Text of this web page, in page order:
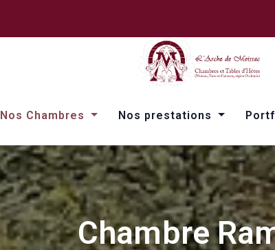
Nos Chambres Nos prestations
Chambre